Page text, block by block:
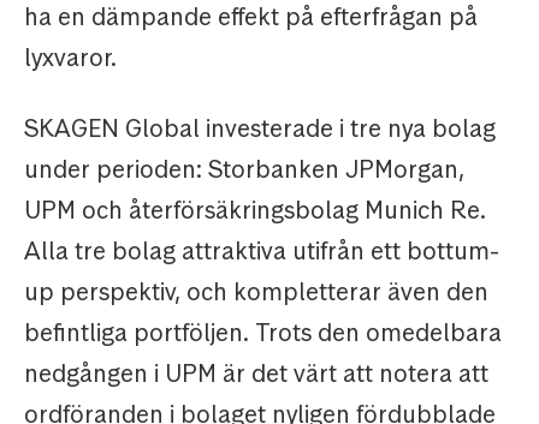
ha en dämpande effekt på efterfrågan på
lyxvaror.
SKAGEN Global investerade i tre nya bolag
under perioden: Storbanken JPMorgan,
UPM och återförsäkringsbolag Munich Re.
Alla tre bolag attraktiva utifrån ett bottum-
up perspektiv, och kompletterar även den
befintliga portföljen. Trots den omedelbara
nedgången i UPM är det värt att notera att
ordföranden i bolaget nyligen fördubblade